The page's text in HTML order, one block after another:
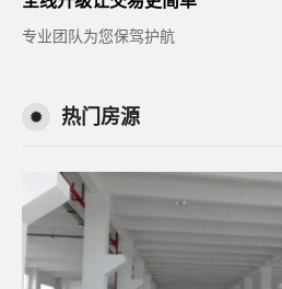
专业团队为您保驾护航
热门房源